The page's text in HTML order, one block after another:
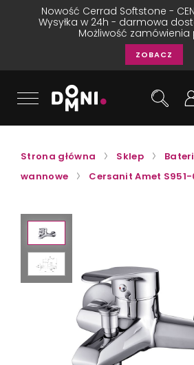
Nowość Cerrad Softstone -
Wysyłka w 24h - darmowa
Możliwość zamówienia
ZOBACZ
Strona główna Sklep
wannowe
Cersanit Amet S951-